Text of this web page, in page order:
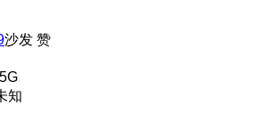
沙发 赞
知